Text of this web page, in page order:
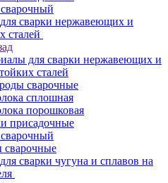
сварки нержавеющих и
сталей
для сварки нержавеющих и
сталей
сварочные
сплошная
порошковая
присадочные
сварочные
сварки чугуна и сплавов на